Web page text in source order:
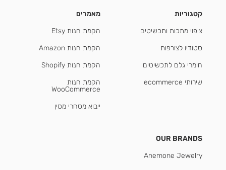
קטגוריות
ציפוי מתכות ותכשיטים
סטודיו לצורפות
חומרי גלם לתכשיטים
שירותי ecommerce
מאמרים
הקמת חנות Etsy
הקמת חנות Amazon
הקמת חנות Shopify
הקמת חנות
WooCommerce
ייבוא מסחרי מסין
OUR BRANDS
Anemone Jewelry